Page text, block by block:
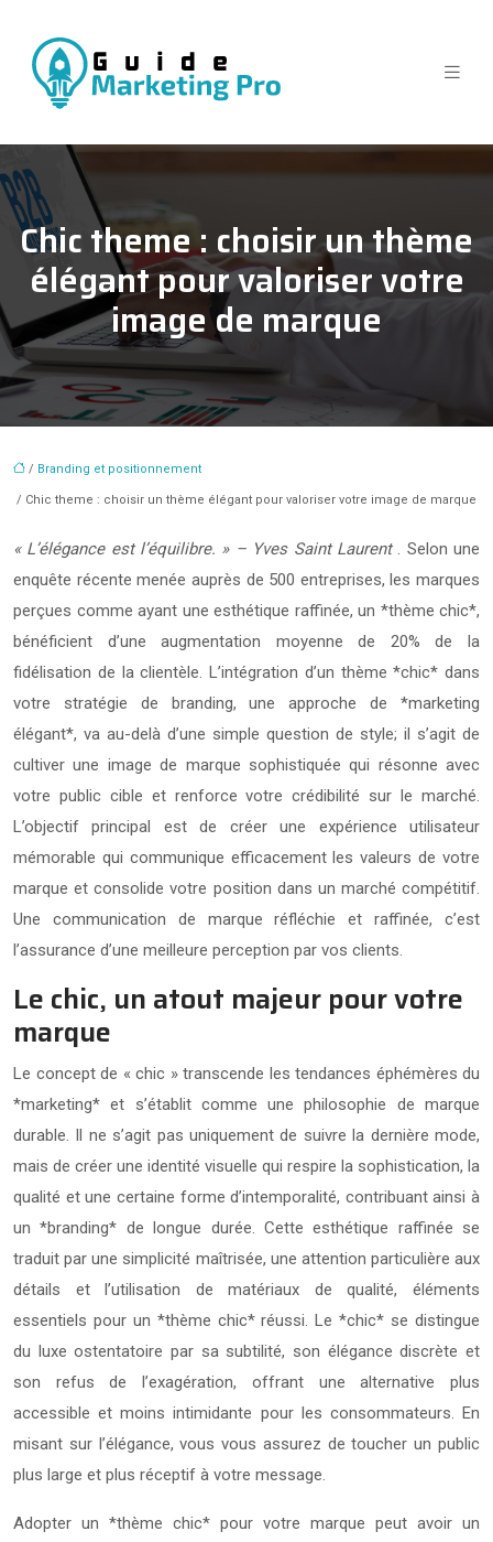
Chic theme : choisir un thème
élégant pour valoriser votre
image de marque
/ Branding et positionnement
/ Chic theme : choisir un thème élégant pour valoriser votre image de marque
« L’élégance est l’équilibre. » – Yves Saint Laurent . Selon une
enquête récente menée auprès de 500 entreprises, les marques
perçues comme ayant une esthétique raffinée, un *thème chic*,
bénéficient d’une augmentation moyenne de 20% de la
fidélisation de la clientèle. L’intégration d’un thème *chic* dans
votre stratégie de branding, une approche de *marketing
élégant*, va au-delà d’une simple question de style; il s’agit de
cultiver une image de marque sophistiquée qui résonne avec
votre public cible et renforce votre crédibilité sur le marché.
L’objectif principal est de créer une expérience utilisateur
mémorable qui communique efficacement les valeurs de votre
marque et consolide votre position dans un marché compétitif.
Une communication de marque réfléchie et raffinée, c’est
l’assurance d’une meilleure perception par vos clients.
Le chic, un atout majeur pour votre
marque
Le concept de « chic » transcende les tendances éphémères du
*marketing* et s’établit comme une philosophie de marque
durable. Il ne s’agit pas uniquement de suivre la dernière mode,
mais de créer une identité visuelle qui respire la sophistication, la
qualité et une certaine forme d’intemporalité, contribuant ainsi à
un *branding* de longue durée. Cette esthétique raffinée se
traduit par une simplicité maîtrisée, une attention particulière aux
détails et l’utilisation de matériaux de qualité, éléments
essentiels pour un *thème chic* réussi. Le *chic* se distingue
du luxe ostentatoire par sa subtilité, son élégance discrète et
son refus de l’exagération, offrant une alternative plus
accessible et moins intimidante pour les consommateurs. En
misant sur l’élégance, vous vous assurez de toucher un public
plus large et plus réceptif à votre message.
Adopter un *thème chic* pour votre marque peut avoir un